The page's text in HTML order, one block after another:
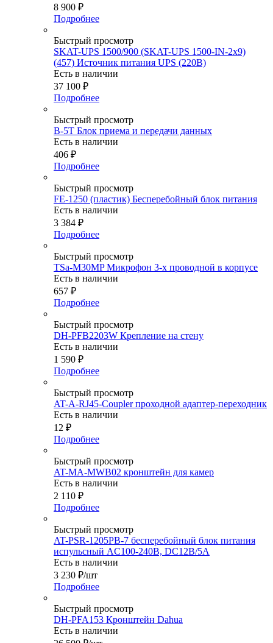
8 900 ₽
Подробнее
Быстрый просмотр
SKAT-UPS 1500/900 (SKAT-UPS 1500-IN-2х9)
(457) Источник питания UPS (220В)
Есть в наличии
37 100 ₽
Подробнее
Быстрый просмотр
B-5T Блок приема и передачи данных
Есть в наличии
406 ₽
Подробнее
Быстрый просмотр
FE-1250 (пластик) Бесперебойный блок питания
Есть в наличии
3 384 ₽
Подробнее
Быстрый просмотр
TSa-M30MP Микрофон 3-х проводной в корпусе
Есть в наличии
657 ₽
Подробнее
Быстрый просмотр
DH-PFB2203W Крепление на стену
Есть в наличии
1 590 ₽
Подробнее
Быстрый просмотр
AT-A-RJ45-Coupler проходной адаптер-переходник
Есть в наличии
12 ₽
Подробнее
Быстрый просмотр
AT-MA-MWB02 кронштейн для камер
Есть в наличии
2 110 ₽
Подробнее
Быстрый просмотр
AT-PSR-1205PB-7 бесперебойный блок питания
испульсный AC100-240В, DC12В/5А
Есть в наличии
3 230 ₽/шт
Подробнее
Быстрый просмотр
DH-PFA153 Кронштейн Dahua
Есть в наличии